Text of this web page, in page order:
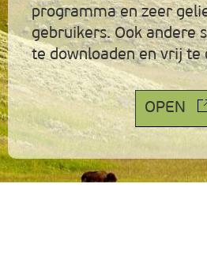
programma en zeer
gebruikers. Ook andere
te downloaden en vrij te
OPEN